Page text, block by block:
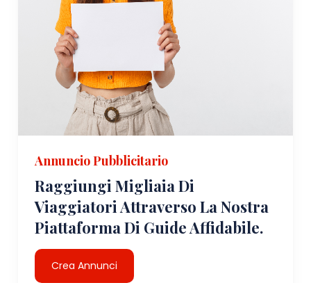
Annuncio Pubblicitario
Raggiungi Migliaia Di
Viaggiatori Attraverso La Nostra
Piattaforma Di Guide Affidabile.
Crea Annunci